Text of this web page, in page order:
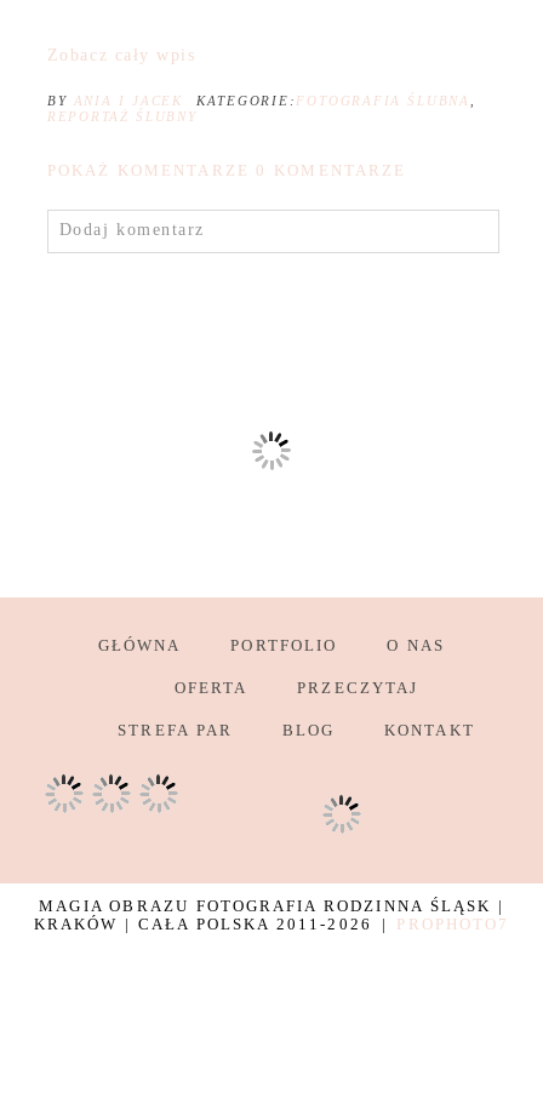
Zobacz cały wpis
BY ANIA I JACEK KATEGORIE: FOTOGRAFIA ŚLUBNA
REPORTAŻ ŚLUBNY
POKAŻ KOMENTARZE 0 KOMENTARZE
Dodaj komentarz
GŁÓWNA PORTFOLIO O NAS
OFERTA PRZECZYTAJ
STREFA PAR BLOG KONTAKT
MAGIA OBRAZU FOTOGRAFIA RODZINNA ŚLĄSK |
KRAKÓW | CAŁA POLSKA 2011-2026
| PROPHOTO7